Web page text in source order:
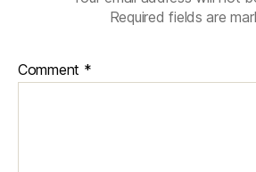
Required fields are
Comment *